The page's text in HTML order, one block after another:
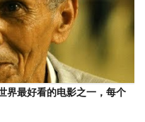
界最好看的电影之一，每个